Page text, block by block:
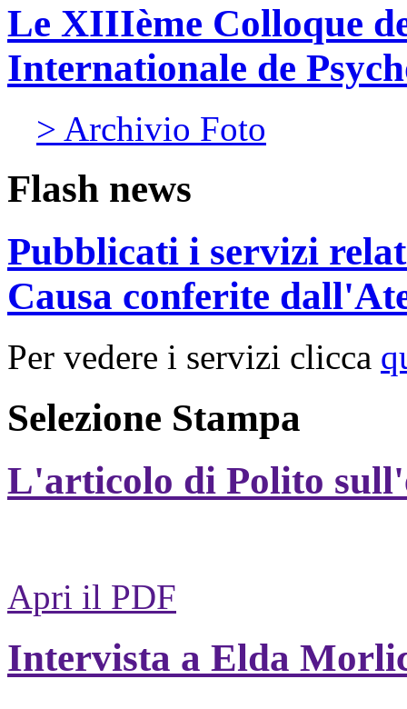
Le XIIIème Colloque
Internationale de
> Archivio Foto
Flash news
Pubblicati i servizi
Causa conferite
Per vedere i servizi clicca
Selezione Stampa
L'articolo di Polito
Apri il PDF
Intervista a Elda